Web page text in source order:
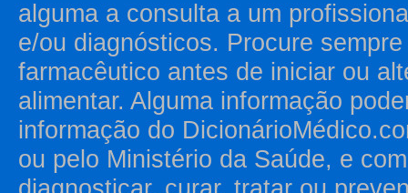
alguma a consulta a um
e/ou diagnósticos. Procure
farmacêutico antes de iniciar ou
alimentar. Alguma informação
informação do
ou pelo Ministério da Saúde, e